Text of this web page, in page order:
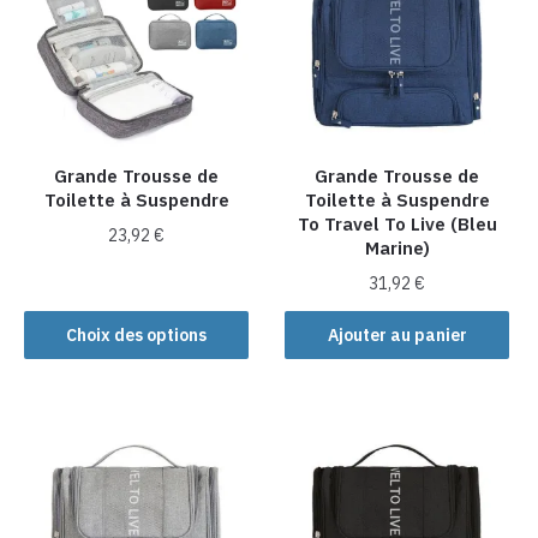
options
peuvent
être
choisies
sur
la
page
du
options
peuvent
être
choisies
sur
page
du
produit
Grande Trousse de
Toilette à Suspendre
23,92€
Choix des options
produit
a
plusieurs
options
peuvent
être
Grande Trousse de
Toilette à Suspendre
To Travel To Live (Bleu
Marine)
31,92€
Ajouter au panier